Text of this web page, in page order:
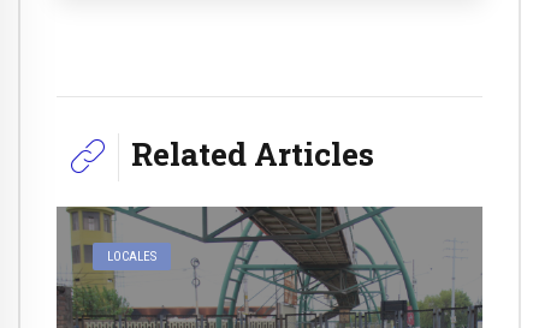
Related Articles
LOCALES